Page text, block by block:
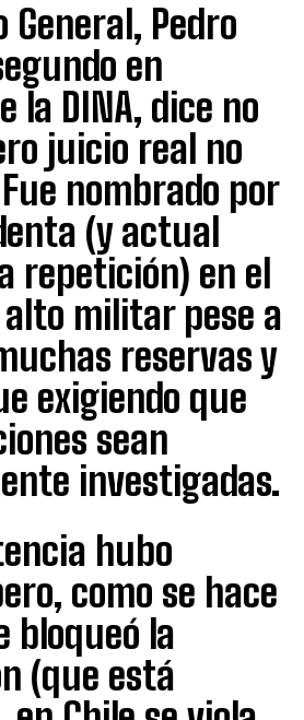
General, Pedro
en
la DINA, dice no
juicio real no
nombrado por
(y actual
repetición) en el
militar pese a
reservas y
exigiendo que
sean
investigadas.
hubo
como se hace
bloqueó la
(que está